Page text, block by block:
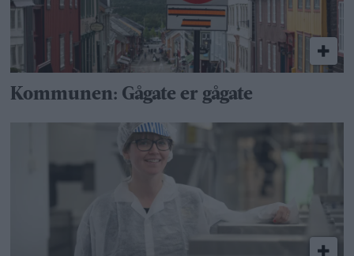
Kommunen: Gågate er gågate